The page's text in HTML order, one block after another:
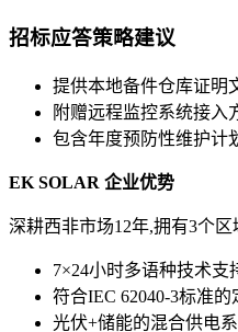
招标应答策略建议
提供本地备件仓库证明
附赠远程监控系统接入
包含年度预防性维护计
EK SOLAR 企业优势
深耕西非市场12年,拥有3个区
7×24小时多语种技术支
符合IEC 62040-3标准的
光伏+储能的混合供电